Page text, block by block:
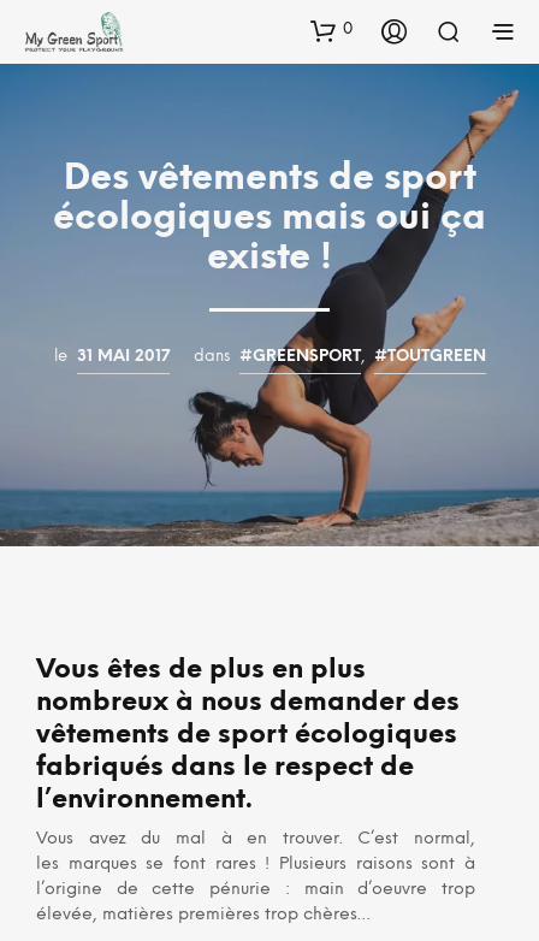
0
Des vêtements de sport
écologiques mais oui ça
existe !
le 31 MAI 2017 dans #GREENSPORT, #TOUTGREEN
Vous êtes de plus en plus
nombreux à nous demander des
vêtements de sport écologiques
fabriqués dans le respect de
l’environnement.
Vous avez du mal à en trouver. C’est normal,
les marques se font rares ! Plusieurs raisons sont à
l’origine de cette pénurie : main d’oeuvre trop
élevée, matières premières trop chères…